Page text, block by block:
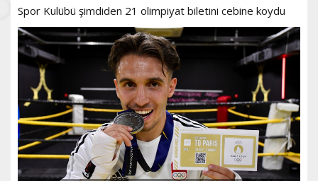
Spor Kulübü şimdiden 21 olimpiyat biletini cebine koydu